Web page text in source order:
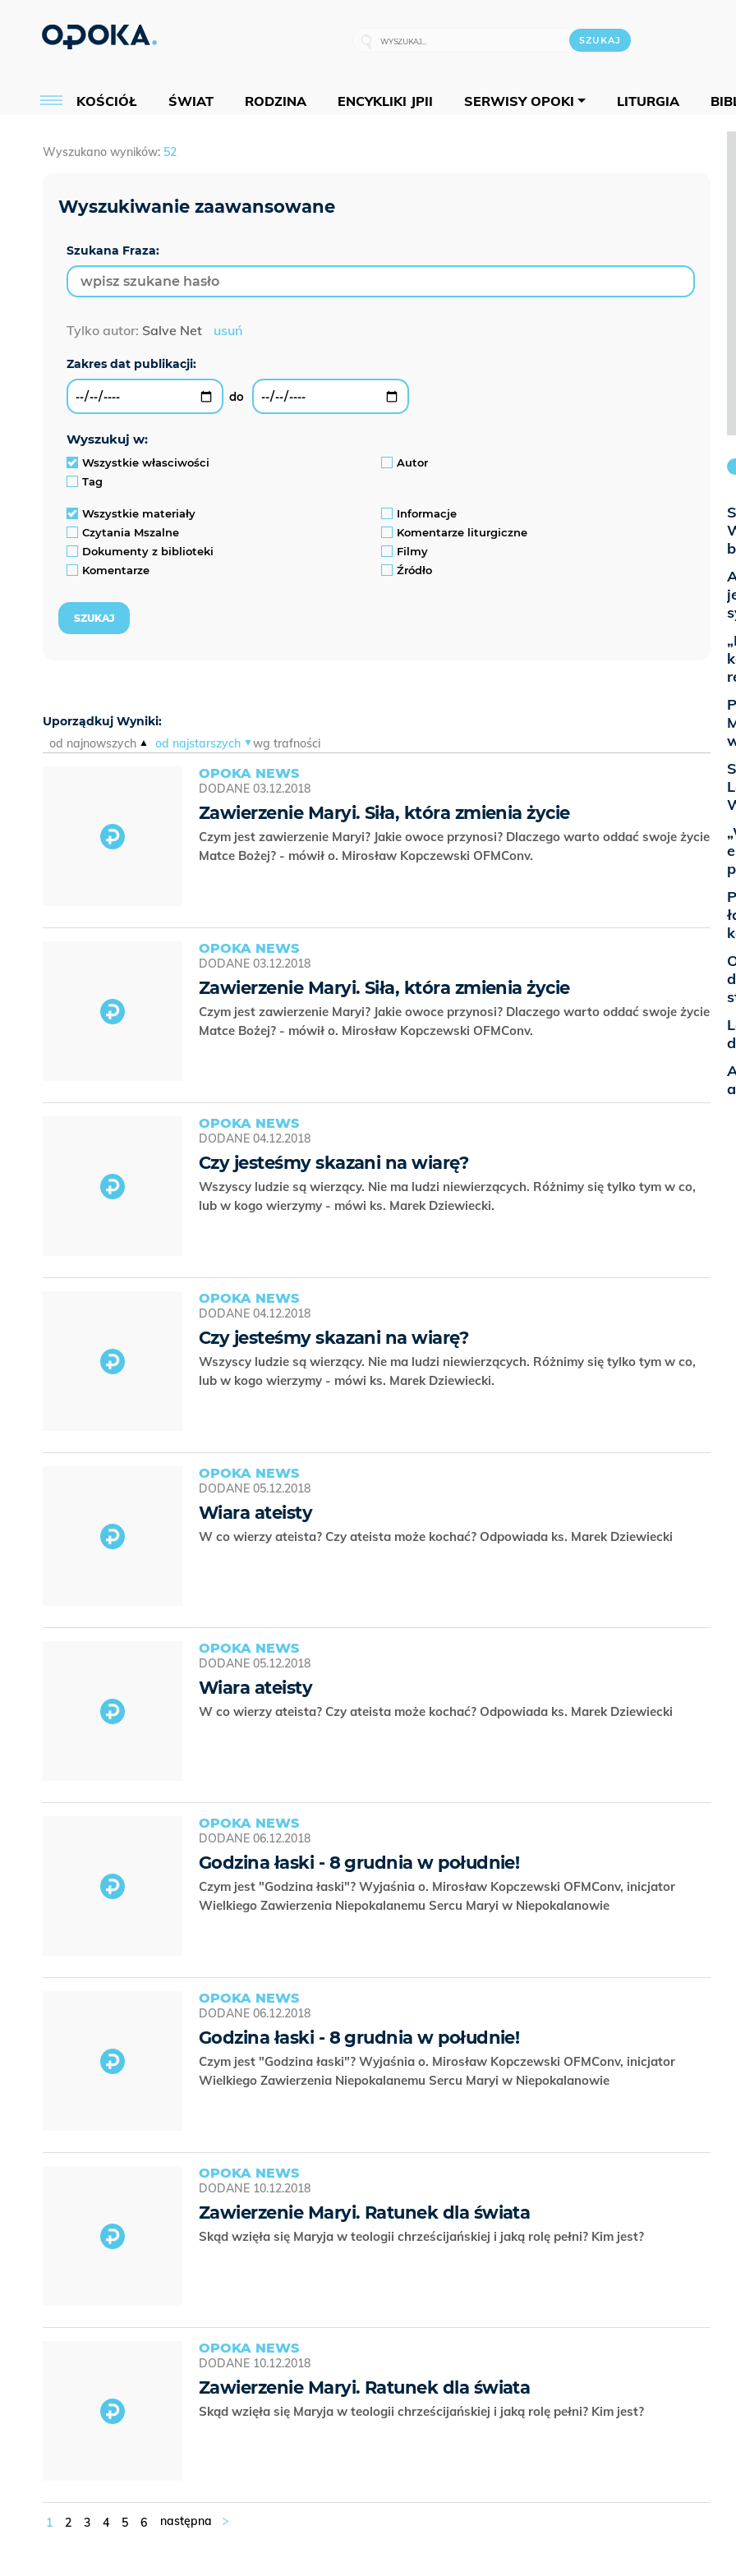
KOŚCIÓŁ ŚWIAT RODZINA ENCYKLIKI JPII SERWISY OPOKI LITURGIA
Wyszukano wyników: 52
Szukana Fraza:
Tylko autor: Salve Net usuń
wyszukuj w:
Wszystkie własciwości
Autor
Tag
Wszystkie materiały
Informacje
Czytania Mszalne
Komentarze liturgiczne
Dokumenty z biblioteki
Filmy
Komentarze
Źródło
Uporządkuj Wyniki:
od najnowszych
od najstarszych wg trafności
OPOKA NEWS
DODANE 03.12.2018
Zawierzenie Maryi. Siła, która zmienia życie
Czym jest zawierzenie Maryi? Jakie owoce przynosi? Dlaczego warto oddać swoje życie
Matce Bożej? - mówił o. Mirosław Kopczewski OFMConv.
OPOKA NEWS
DODANE 03.12.2018
Zawierzenie Maryi. Siła, która zmienia życie
Czym jest zawierzenie Maryi? Jakie owoce przynosi? Dlaczego warto oddać swoje życie
Matce Bożej? - mówił o. Mirosław Kopczewski OFMConv.
OPOKA NEWS
DODANE 04.12.2018
Czy jesteśmy skazani na wiarę?
Wszyscy ludzie są wierzący. Nie ma ludzi niewierzących. Różnimy się tylko tym w co,
lub w kogo wierzymy - mówi ks. Marek Dziewiecki.
OPOKA NEWS
DODANE 04.12.2018
Czy jesteśmy skazani na wiarę?
Wszyscy ludzie są wierzący. Nie ma ludzi niewierzących. Różnimy się tylko tym w co,
lub w kogo wierzymy - mówi ks. Marek Dziewiecki.
OPOKA NEWS
DODANE 05.12.2018
Wiara ateisty
W co wierzy ateista? Czy ateista może kochać? Odpowiada ks. Marek Dziewiecki
OPOKA NEWS
DODANE 05.12.2018
Wiara ateisty
W co wierzy ateista? Czy ateista może kochać? Odpowiada ks. Marek Dziewiecki
OPOKA NEWS
DODANE 06.12.2018
Godzina łaski - 8 grudnia w południe!
Czym jest "Godzina łaski"? Wyjaśnia o. Mirosław Kopczewski OFMConv, inicjator
Wielkiego Zawierzenia Niepokalanemu Sercu Maryi w Niepokalanowie
OPOKA NEWS
DODANE 06.12.2018
Godzina łaski - 8 grudnia w południe!
Czym jest "Godzina łaski"? Wyjaśnia o. Mirosław Kopczewski OFMConv, inicjator
Wielkiego Zawierzenia Niepokalanemu Sercu Maryi w Niepokalanowie
OPOKA NEWS
DODANE 10.12.2018
Zawierzenie Maryi. Ratunek dla świata
Skąd wzięła się Maryja w teologii chrześcijańskiej i jaką rolę pełni? Kim jest?
OPOKA NEWS
DODANE 10.12.2018
Zawierzenie Maryi. Ratunek dla świata
Skąd wzięła się Maryja w teologii chrześcijańskiej i jaką rolę pełni? Kim jest?
1 2 3 4 5 6